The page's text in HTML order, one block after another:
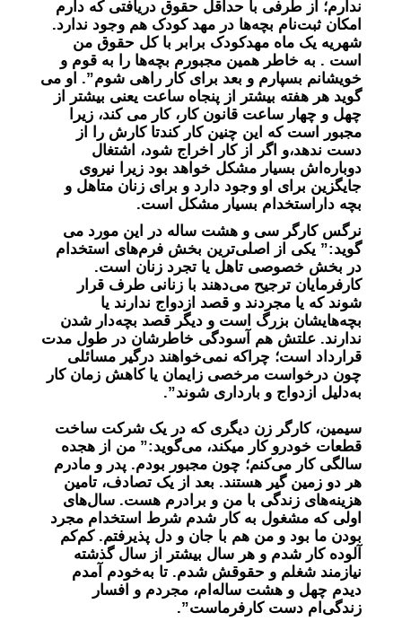
ندارم؛ از طرفی با حداقل حقوق دریافتی که دارم
امکان ثبت‌نام بچه‌ها در مهد کودک هم وجود ندارد.
شهریه یک ماه مهدکودک برابر با کل حقوق من
است . به‌ خاطر همین مجبورم بچه‌ها را به قوم و
خویشانم بسپارم و بعد برای کار راهی شوم”. او می
گوید هر هفته بیشتر از پنجاه ساعت یعنی بیشتر از
چهل و چهار ساعت قانون کار، کار می کند، زیرا
مجبور است که این چنین کار کندتا کارش را از
دست ندهد،و اگر از کار اخراج شود، اشتغال
دوباره‌اش بسیار مشکل خواهد بود زیرا نیروی
جایگزین برای او وجود دارد و برای زنان متاهل و
بچه داراستخدام بسیار مشکل است.
نرگس كارگر سی و هشت ساله در این مورد می
گوید:” یکی از اصلی‌ترین بخش فرم‌های استخدام
در بخش خصوصی تاهل یا تجرد زنان است.
کارفرمایان ترجیح می‌دهند با زنانی طرف قرار
شوند که یا مجردند و قصد ازدواج ندارند یا
بچه‌هایشان بزرگ است و دیگر قصد بچه‌دار شدن
ندارند. علتش هم آسودگی خاطرشان در طول مدت
قرارداد است؛ چرا‌که نمی‌خواهند درگیر مسائلی
چون درخواست مرخصی زایمان یا کاهش زمان کار
به‌دلیل ازدواج و بارداری شوند”.
سیمین، کارگر زن دیگری که در یک شرکت ساخت
قطعات خودرو کار میکند، می‌گوید:” من از هجده
سالگی کار می‌کنم؛ چون مجبور بودم. پدر و مادرم
هر دو زمین گیر هستند. بعد از یک تصادف، تامین
هزینه‌های زندگی با من و برادرم هست. سال‌های
اولی که مشغول به کار شدم شرط استخدام مجرد
بودن ما بود و من هم با جان و دل پذیرفتم. کم‌کم
آلوده کار شدم و هر سال بیشتر از سال گذشته
نیازمند شغلم و حقوقش شدم. تا به‌خودم آمدم
دیدم چهل و هشت ساله‌ام، مجردم و افسار
زندگی‌ام دست کارفرماست”.